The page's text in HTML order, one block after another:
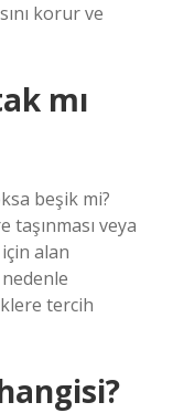
korur ve
mı
beşik mi?
taşınması veya
alan
tercih